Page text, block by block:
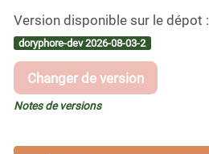
Version disponible sur le dépot :
doryphore-dev 2026-08-03-2
Changer de version
Notes de versions